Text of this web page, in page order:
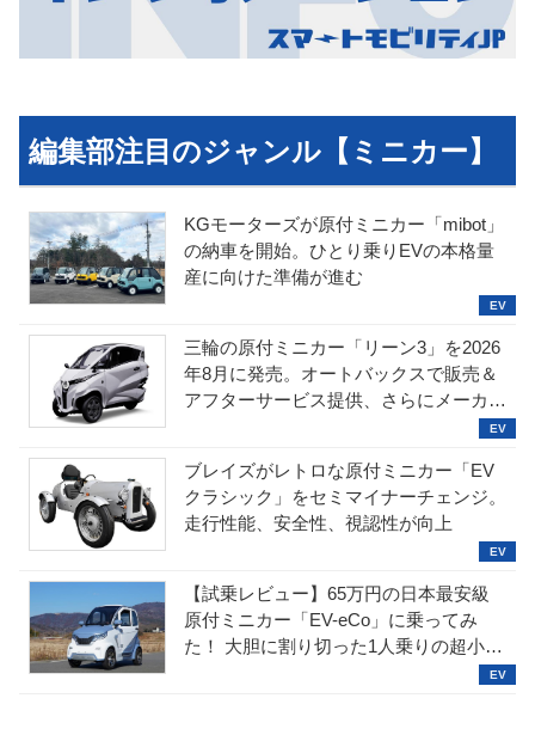
編集部注目のジャンル【ミニカー】
KGモーターズが原付ミニカー「mibot」
の納車を開始。ひとり乗りEVの本格量
産に向けた準備が進む
三輪の原付ミニカー「リーン3」を2026
年8月に発売。オートバックスで販売＆
アフターサービス提供、さらにメーカー
ブレイズがレトロな原付ミニカー「EV
クラシック」をセミマイナーチェンジ。
走行性能、安全性、視認性が向上
【試乗レビュー】65万円の日本最安級
原付ミニカー「EV-eCo」に乗ってみ
た！ 大胆に割り切った1人乗りの超小型